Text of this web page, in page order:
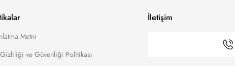
Metni
ve Güvenliği Politikası
İletişim